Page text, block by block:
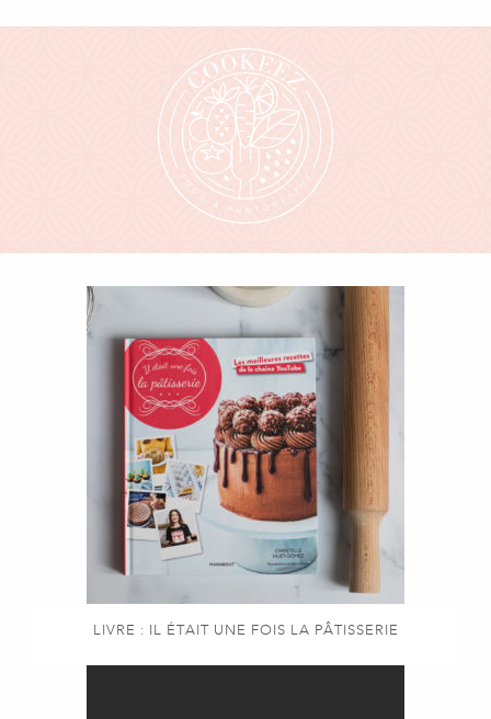
LIVRE : IL ÉTAIT UNE FOIS LA PÂTISSERIE